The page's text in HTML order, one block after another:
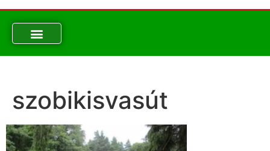
szobikisvasút